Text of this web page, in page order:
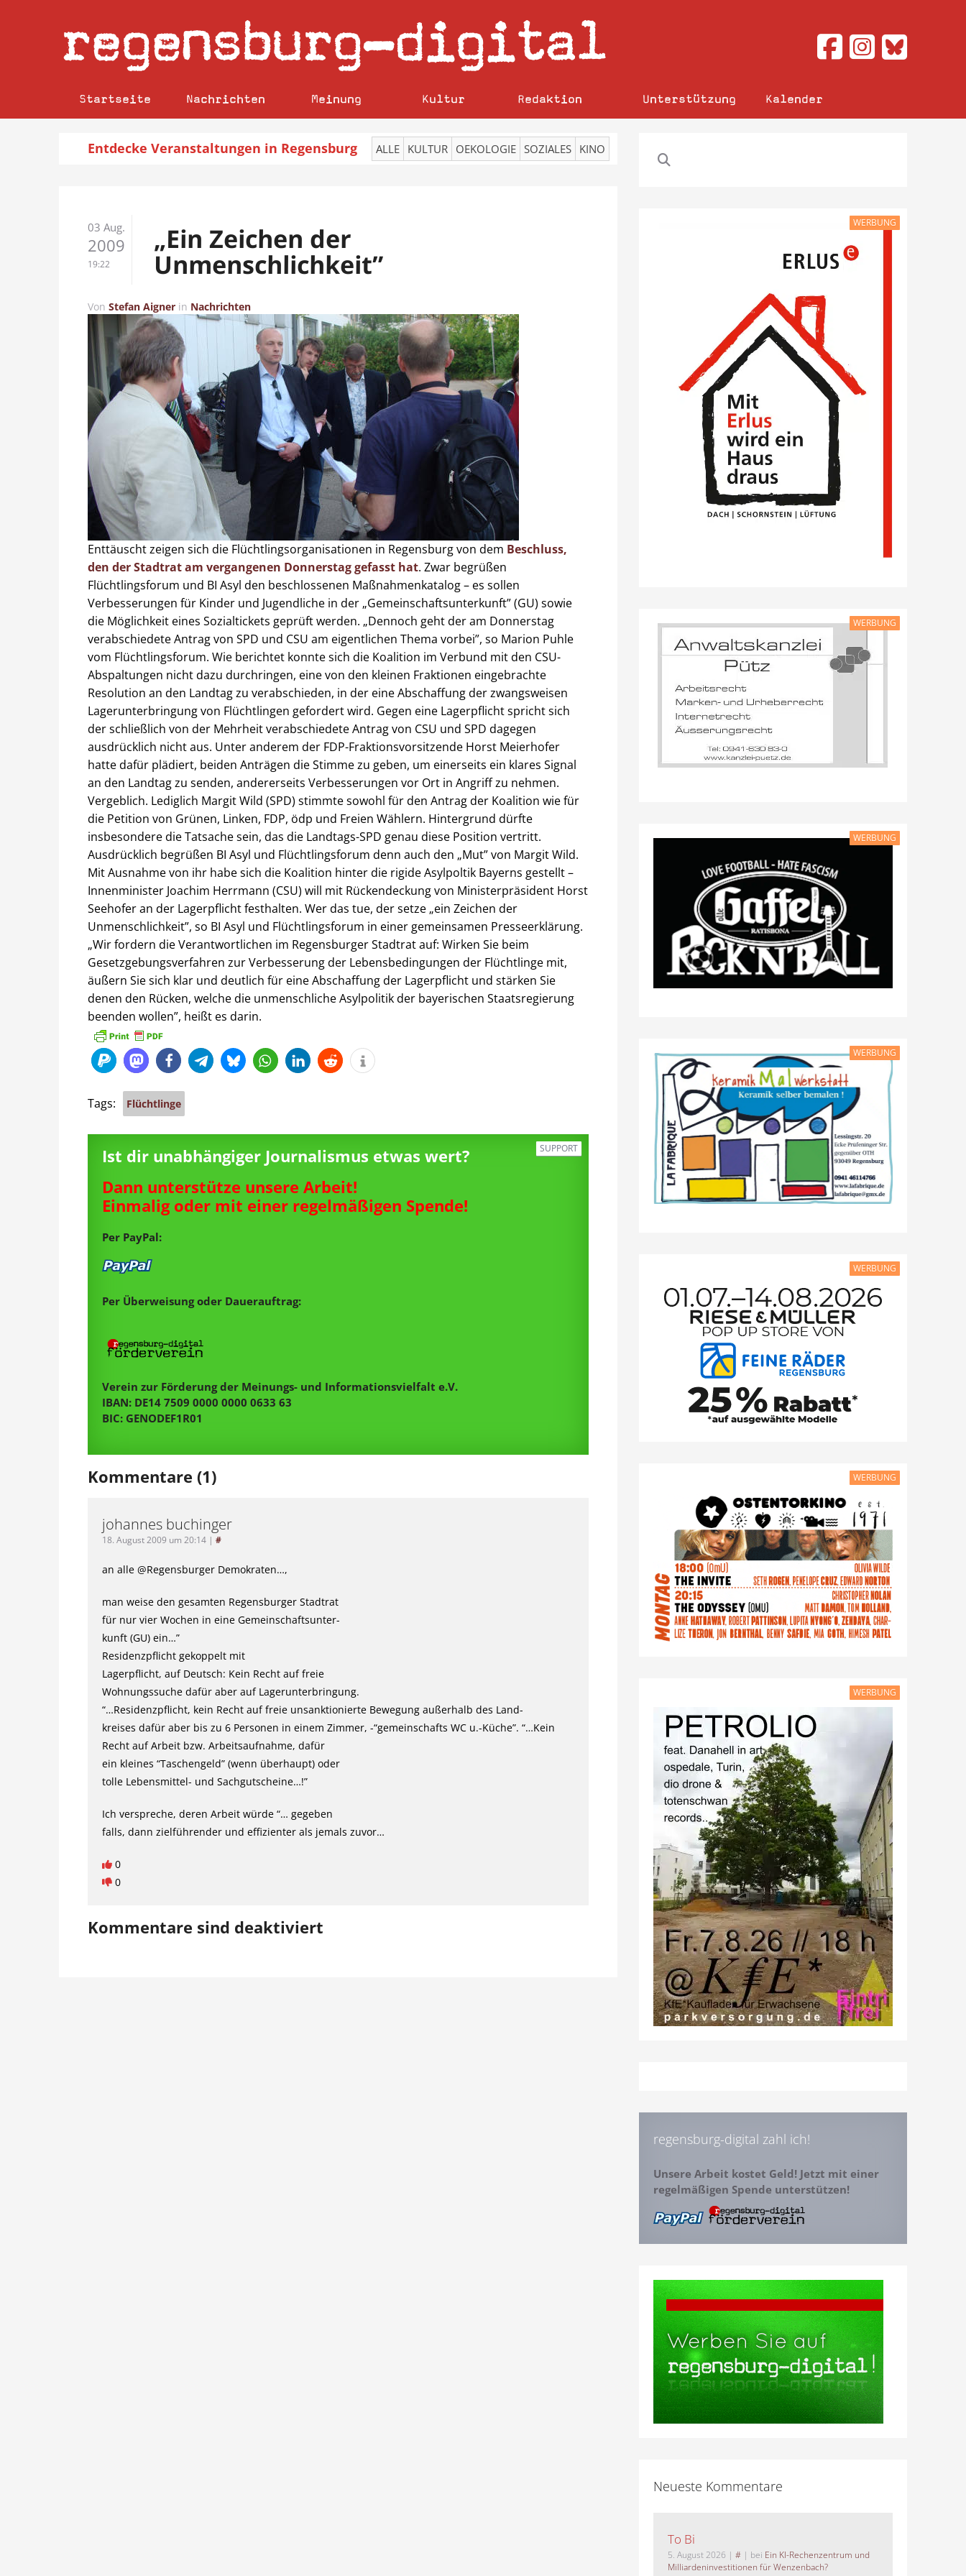
regensburg–digital
Startseite Nachrichten Meinung Kultur Redaktion Unterstützung Kalender
Entdecke Veranstaltungen in Regensburg ALLE KULTUR OEKOLOGIE SOZIALES KINO
03 Aug.
2009
19:22
„Ein Zeichen der
Unmenschlichkeit”
Von Stefan Aigner in Nachrichten
Enttäuscht zeigen sich die Flüchtlingsorganisationen in Regensburg von dem Beschluss,
den der Stadtrat am vergangenen Donnerstag gefasst hat. Zwar begrüßen
Flüchtlingsforum und BI Asyl den beschlossenen Maßnahmenkatalog – es sollen
Verbesserungen für Kinder und Jugendliche in der „Gemeinschaftsunterkunft” (GU) sowie
die Möglichkeit eines Sozialtickets geprüft werden. „Dennoch geht der am Donnerstag
verabschiedete Antrag von SPD und CSU am eigentlichen Thema vorbei”, so Marion Puhle
vom Flüchtlingsforum. Wie berichtet konnte sich die Koalition im Verbund mit den CSU-
Abspaltungen nicht dazu durchringen, eine von den kleinen Fraktionen eingebrachte
Resolution an den Landtag zu verabschieden, in der eine Abschaffung der zwangsweisen
Lagerunterbringung von Flüchtlingen gefordert wird. Gegen eine Lagerpflicht spricht sich
der schließlich von der Mehrheit verabschiedete Antrag von CSU und SPD dagegen
ausdrücklich nicht aus. Unter anderem der FDP-Fraktionsvorsitzende Horst Meierhofer
hatte dafür plädiert, beiden Anträgen die Stimme zu geben, um einerseits ein klares Signal
an den Landtag zu senden, andererseits Verbesserungen vor Ort in Angriff zu nehmen.
Vergeblich. Lediglich Margit Wild (SPD) stimmte sowohl für den Antrag der Koalition wie für
die Petition von Grünen, Linken, FDP, ödp und Freien Wählern. Hintergrund dürfte
insbesondere die Tatsache sein, das die Landtags-SPD genau diese Position vertritt.
Ausdrücklich begrüßen BI Asyl und Flüchtlingsforum denn auch den „Mut” von Margit Wild.
Mit Ausnahme von ihr habe sich die Koalition hinter die rigide Asylpoltik Bayerns gestellt –
Innenminister Joachim Herrmann (CSU) will mit Rückendeckung von Ministerpräsident Horst
Seehofer an der Lagerpflicht festhalten. Wer das tue, der setze „ein Zeichen der
Unmenschlichkeit”, so BI Asyl und Flüchtlingsforum in einer gemeinsamen Presseerklärung.
„Wir fordern die Verantwortlichen im Regensburger Stadtrat auf: Wirken Sie beim
Gesetzgebungsverfahren zur Verbesserung der Lebensbedingungen der Flüchtlinge mit,
äußern Sie sich klar und deutlich für eine Abschaffung der Lagerpflicht und stärken Sie
denen den Rücken, welche die unmenschliche Asylpolitik der bayerischen Staatsregierung
beenden wollen”, heißt es darin.
Tags: Flüchtlinge
SUPPORT
Ist dir unabhängiger Journalismus etwas wert?
Dann unterstütze unsere Arbeit!
Einmalig oder mit einer regelmäßigen Spende!
Per PayPal:
Per Überweisung oder Dauerauftrag:
Verein zur Förderung der Meinungs- und Informationsvielfalt e.V.
IBAN: DE14 7509 0000 0000 0633 63
BIC: GENODEF1R01
Kommentare (1)
johannes buchinger
18. August 2009 um 20:14 | #
an alle @Regensburger Demokraten…,
man weise den gesamten Regensburger Stadtrat
für nur vier Wochen in eine Gemeinschaftsunter-
kunft (GU) ein…”
Residenzpflicht gekoppelt mit
Lagerpflicht, auf Deutsch: Kein Recht auf freie
Wohnungssuche dafür aber auf Lagerunterbringung.
“…Residenzpflicht, kein Recht auf freie unsanktionierte Bewegung außerhalb des Land-
kreises dafür aber bis zu 6 Personen in einem Zimmer, -“gemeinschafts WC u.-Küche”. “…Kein
Recht auf Arbeit bzw. Arbeitsaufnahme, dafür
ein kleines “Taschengeld” (wenn überhaupt) oder
tolle Lebensmittel- und Sachgutscheine…!”
Ich verspreche, deren Arbeit würde “… gegeben
falls, dann zielführender und effizienter als jemals zuvor…
0
0
Kommentare sind deaktiviert
WERBUNG
WERBUNG
WERBUNG
WERBUNG
WERBUNG
WERBUNG
WERBUNG
regensburg-digital zahl ich!
Unsere Arbeit kostet Geld! Jetzt mit einer
regelmäßigen Spende unterstützen!
Neueste Kommentare
To Bi
5. August 2026 | #| bei Ein KI-Rechenzentrum und
Milliardeninvestitionen für Wenzenbach?